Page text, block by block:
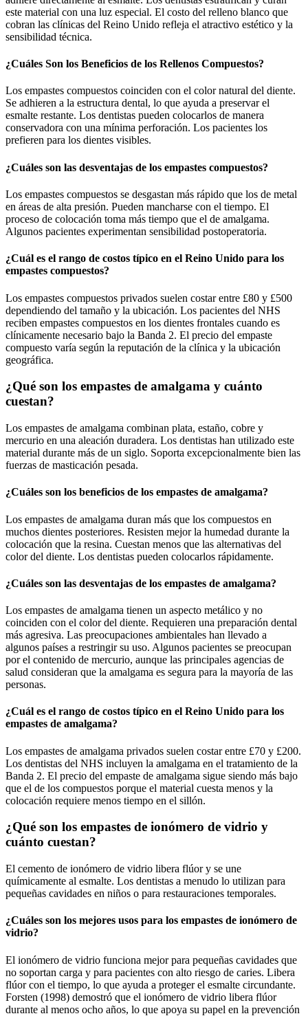
este material con una luz especial. El costo del relleno blanco que
cobran las clínicas del Reino Unido refleja el atractivo estético y la
sensibilidad técnica.
¿Cuáles Son los Beneficios de los Rellenos Compuestos?
Los empastes compuestos coinciden con el color natural del diente.
Se adhieren a la estructura dental, lo que ayuda a preservar el
esmalte restante. Los dentistas pueden colocarlos de manera
conservadora con una mínima perforación. Los pacientes los
prefieren para los dientes visibles.
¿Cuáles son las desventajas de los empastes compuestos?
Los empastes compuestos se desgastan más rápido que los de metal
en áreas de alta presión. Pueden mancharse con el tiempo. El
proceso de colocación toma más tiempo que el de amalgama.
Algunos pacientes experimentan sensibilidad postoperatoria.
¿Cuál es el rango de costos típico en el Reino Unido para los
empastes compuestos?
Los empastes compuestos privados suelen costar entre £80 y £500
dependiendo del tamaño y la ubicación. Los pacientes del NHS
reciben empastes compuestos en los dientes frontales cuando es
clínicamente necesario bajo la Banda 2. El precio del empaste
compuesto varía según la reputación de la clínica y la ubicación
geográfica.
¿Qué son los empastes de amalgama y cuánto
cuestan?
Los empastes de amalgama combinan plata, estaño, cobre y
mercurio en una aleación duradera. Los dentistas han utilizado este
material durante más de un siglo. Soporta excepcionalmente bien las
fuerzas de masticación pesada.
¿Cuáles son los beneficios de los empastes de amalgama?
Los empastes de amalgama duran más que los compuestos en
muchos dientes posteriores. Resisten mejor la humedad durante la
colocación que la resina. Cuestan menos que las alternativas del
color del diente. Los dentistas pueden colocarlos rápidamente.
¿Cuáles son las desventajas de los empastes de amalgama?
Los empastes de amalgama tienen un aspecto metálico y no
coinciden con el color del diente. Requieren una preparación dental
más agresiva. Las preocupaciones ambientales han llevado a
algunos países a restringir su uso. Algunos pacientes se preocupan
por el contenido de mercurio, aunque las principales agencias de
salud consideran que la amalgama es segura para la mayoría de las
personas.
¿Cuál es el rango de costos típico en el Reino Unido para los
empastes de amalgama?
Los empastes de amalgama privados suelen costar entre £70 y £200.
Los dentistas del NHS incluyen la amalgama en el tratamiento de la
Banda 2. El precio del empaste de amalgama sigue siendo más bajo
que el de los compuestos porque el material cuesta menos y la
colocación requiere menos tiempo en el sillón.
¿Qué son los empastes de ionómero de vidrio y
cuánto cuestan?
El cemento de ionómero de vidrio libera flúor y se une
químicamente al esmalte. Los dentistas a menudo lo utilizan para
pequeñas cavidades en niños o para restauraciones temporales.
¿Cuáles son los mejores usos para los empastes de ionómero de
vidrio?
El ionómero de vidrio funciona mejor para pequeñas cavidades que
no soportan carga y para pacientes con alto riesgo de caries. Libera
flúor con el tiempo, lo que ayuda a proteger el esmalte circundante.
Forsten (1998) demostró que el ionómero de vidrio libera flúor
durante al menos ocho años, lo que apoya su papel en la prevención